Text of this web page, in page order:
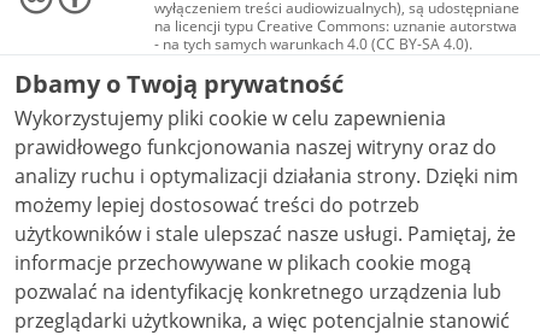
wyłączeniem treści audiowizualnych), są udostępniane
na licencji typu Creative Commons: uznanie autorstwa
- na tych samych warunkach 4.0 (CC BY-SA 4.0).
Materiały audiowizualne, w tym zdjęcia, materiały
audio i wideo, są udostępniane na licencji typu
Creative Commons: uznanie autorstwa użycie
niekomercyjne - bez utworów zależnych 4.0 (CC BY-
NC-ND 4.0), o ile nie jest to stwierdzone inaczej.
Dbamy o Twoją prywatność
Wykorzystujemy pliki cookie w celu zapewnienia
prawidłowego funkcjonowania naszej witryny oraz do
analizy ruchu i optymalizacji działania strony. Dzięki nim
możemy lepiej dostosować treści do potrzeb
użytkowników i stale ulepszać nasze usługi. Pamiętaj, że
informacje przechowywane w plikach cookie mogą
pozwalać na identyfikację konkretnego urządzenia lub
przeglądarki użytkownika, a więc potencjalnie stanowić